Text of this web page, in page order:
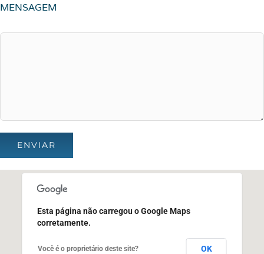
MENSAGEM
Esta página não carregou o Google Maps
corretamente.
Você é o proprietário deste site? OK